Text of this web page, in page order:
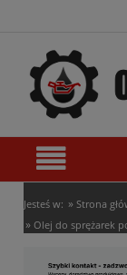
Jesteś w: » Strona
» Olej do sprężarek